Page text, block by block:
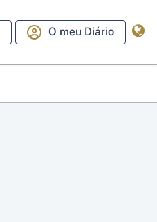
O meu Diário